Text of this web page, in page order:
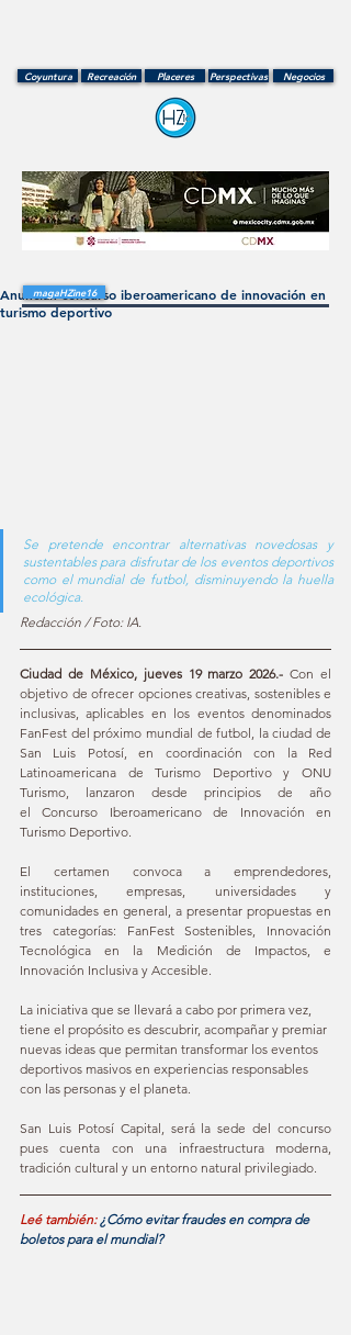
Coyuntura Recreación Placeres Negocios
Perspectivas
Anuncian concurso iberoamericano de innovación en
turismo deportivo
Se pretende encontrar alternativas novedosas y
sustentables para disfrutar de los eventos deportivos
como el mundial de futbol, disminuyendo la huella
ecológica.
Redacción / Foto: IA.
Ciudad de México, jueves 19 marzo 2026.- Con el
objetivo de ofrecer opciones creativas, sostenibles e
inclusivas, aplicables en los eventos denominados
FanFest del próximo mundial de futbol, la ciudad de
San Luis Potosí, en coordinación con la Red
Latinoamericana de Turismo Deportivo y ONU
Turismo, lanzaron desde principios de año
el Concurso Iberoamericano de Innovación en
Turismo Deportivo.
El certamen convoca a emprendedores,
instituciones, empresas, universidades y
comunidades en general, a presentar propuestas en
tres categorías: FanFest Sostenibles, Innovación
Tecnológica en la Medición de Impactos, e
Innovación Inclusiva y Accesible.
La iniciativa que se llevará a cabo por primera vez,
tiene el propósito es descubrir, acompañar y premiar
nuevas ideas que permitan transformar los eventos
deportivos masivos en experiencias responsables
con las personas y el planeta.
San Luis Potosí Capital, será la sede del concurso
pues cuenta con una infraestructura moderna,
tradición cultural y un entorno natural privilegiado.
Leé también: ¿Cómo evitar fraudes en compra de
boletos para el mundial?
magaHZine16